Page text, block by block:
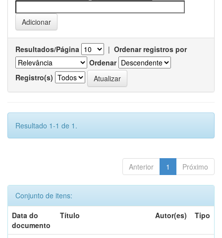
Resultados/Página | Ordenar registros por
Ordenar
Registro(s)
Resultado 1-1 de 1.
Anterior 1 Próximo
Conjunto de itens:
Data do
documento
Título Autor(es) Tipo